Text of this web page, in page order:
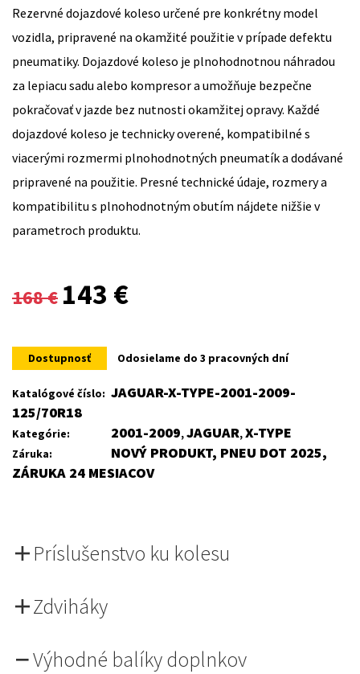
Rezervné dojazdové koleso určené pre konkrétny model
vozidla, pripravené na okamžité použitie v prípade defektu
pneumatiky. Dojazdové koleso je plnohodnotnou náhradou
za lepiacu sadu alebo kompresor a umožňuje bezpečne
pokračovať v jazde bez nutnosti okamžitej opravy. Každé
dojazdové koleso je technicky overené, kompatibilné s
viacerými rozmermi plnohodnotných pneumatík a dodávané
pripravené na použitie. Presné technické údaje, rozmery a
kompatibilitu s plnohodnotným obutím nájdete nižšie v
parametroch produktu.
168€
Original
was:
168 €.
143 €
is:
143 €.
Dostupnosť Odosielame do 3 pracovných dní
Katalógové číslo: JAGUAR-X-TYPE-2001-2009-
125/70R18
Kategórie: 2001-2009,JAGUAR,X-TYPE
Záruka:
NOVÝ PRODUKT, PNEU DOT 2025,
ZÁRUKA 24 MESIACOV
Príslušenstvo ku kolesu
Zdviháky
Výhodné balíky doplnkov